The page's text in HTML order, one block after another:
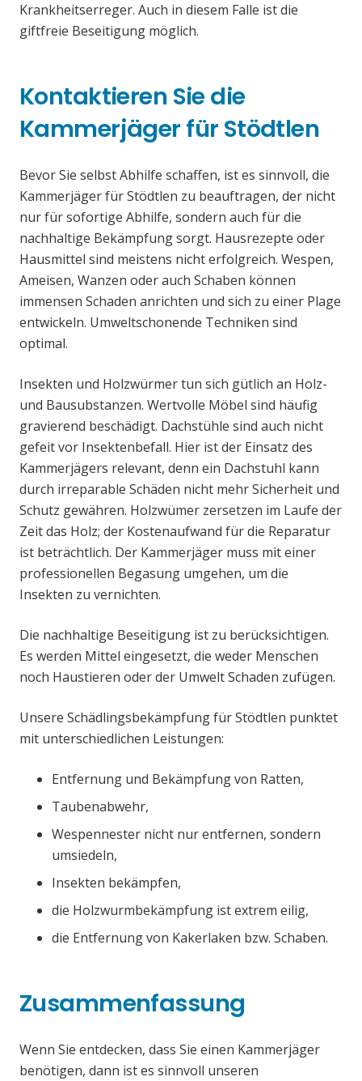
Krankheitserreger. Auch in diesem Falle ist die
giftfreie Beseitigung möglich.
Kontaktieren Sie die
Kammerjäger für Stödtlen
Bevor Sie selbst Abhilfe schaffen, ist es sinnvoll, die
Kammerjäger für Stödtlen zu beauftragen, der nicht
nur für sofortige Abhilfe, sondern auch für die
nachhaltige Bekämpfung sorgt. Hausrezepte oder
Hausmittel sind meistens nicht erfolgreich. Wespen,
Ameisen, Wanzen oder auch Schaben können
immensen Schaden anrichten und sich zu einer Plage
entwickeln. Umweltschonende Techniken sind
optimal.
Insekten und Holzwürmer tun sich gütlich an Holz-
und Bausubstanzen. Wertvolle Möbel sind häufig
gravierend beschädigt. Dachstühle sind auch nicht
gefeit vor Insektenbefall. Hier ist der Einsatz des
Kammerjägers relevant, denn ein Dachstuhl kann
durch irreparable Schäden nicht mehr Sicherheit und
Schutz gewähren. Holzwümer zersetzen im Laufe der
Zeit das Holz; der Kostenaufwand für die Reparatur
ist beträchtlich. Der Kammerjäger muss mit einer
professionellen Begasung umgehen, um die
Insekten zu vernichten.
Die nachhaltige Beseitigung ist zu berücksichtigen.
Es werden Mittel eingesetzt, die weder Menschen
noch Haustieren oder der Umwelt Schaden zufügen.
Unsere Schädlingsbekämpfung für Stödtlen punktet
mit unterschiedlichen Leistungen:
Entfernung und Bekämpfung von Ratten,
Taubenabwehr,
Wespennester nicht nur entfernen, sondern
umsiedeln,
Insekten bekämpfen,
die Holzwurmbekämpfung ist extrem eilig,
die Entfernung von Kakerlaken bzw. Schaben.
Zusammenfassung
Wenn Sie entdecken, dass Sie einen Kammerjäger
benötigen, dann ist es sinnvoll unseren